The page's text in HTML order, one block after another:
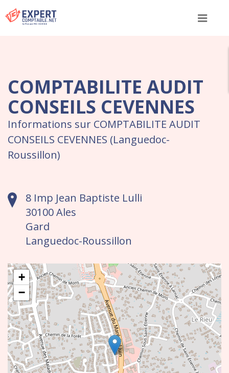
Menu
COMPTABILITE AUDIT
CONSEILS CEVENNES
Informations sur COMPTABILITE AUDIT
CONSEILS CEVENNES (Languedoc-
Roussillon)
8 Imp Jean Baptiste Lulli
30100 Ales
Gard
Languedoc-Roussillon
+
−